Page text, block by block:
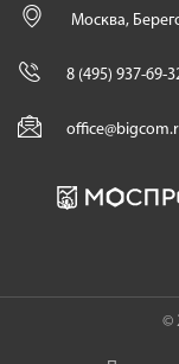
Москва,
8 (495) 937-69-
©